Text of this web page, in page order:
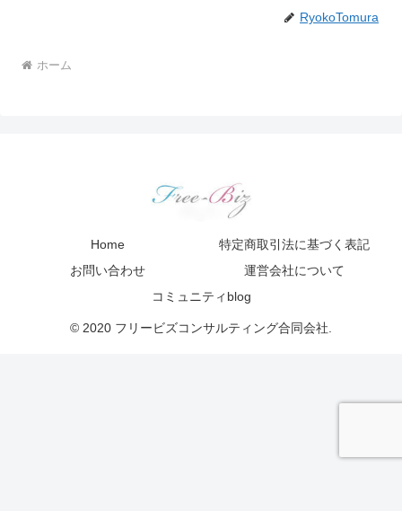
RyokoTomura
ホーム
Home
特定商取引法に基づく表記
お問い合わせ
運営会社について
コミュニティblog
© 2020 フリービズコンサルティング合同会社.